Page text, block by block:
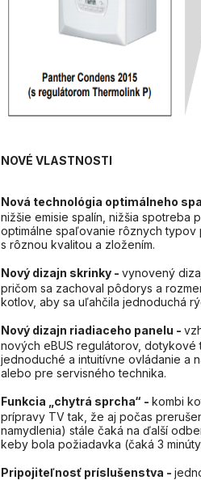
NOVÉ VLASTNOSTI
Nová technológia optimálneho
nižšie emisie spalín, nižšia spotreba
optimálne spaľovanie rôznych
s rôznou kvalitou a zložením.
Nový dizajn skrinky - vynovený
pričom sa zachoval pôdorys a
kotlov, aby sa uľahčila jednoduchá
Nový dizajn riadiaceho panelu -
nových eBUS regulátorov, dotykové
jednoduché a intuitívne ovládanie a
alebo pre servisného technika.
Funkcia „chytrá sprcha“ - kombi
prípravy TV tak, že aj počas
namydlenia) stále čaká na ďalší
keby bola požiadavka (čaká 3
Pripojiteľnosť príslušenstva -